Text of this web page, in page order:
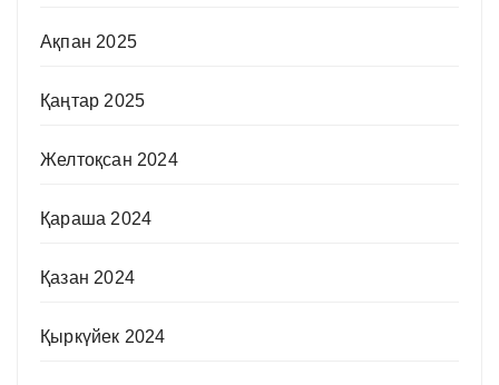
Ақпан 2025
Қаңтар 2025
Желтоқсан 2024
Қараша 2024
Қазан 2024
Қыркүйек 2024